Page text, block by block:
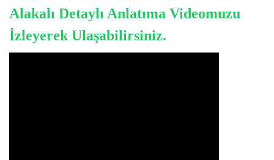
Alakalı Detaylı Anlatıma Videomuzu
İzleyerek Ulaşabilirsiniz.